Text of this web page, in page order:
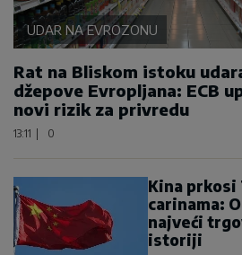
UDAR NA EVROZONU
Rat na Bliskom istoku
džepove Evropljana: ECB
novi rizik za privredu
13:11 0
Kina prkosi
carinama:
najveći
istoriji